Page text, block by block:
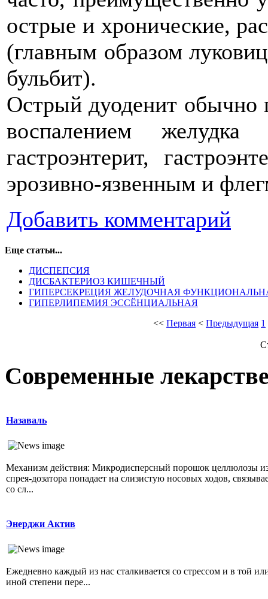
острые и хронические,
(главным образом
бульбит).
Острый дуоденит обычно
воспалением
гастроэнтерит,
эрозивно-язвенным и
Добавить комментарий
Еще статьи...
ДИСПЕПСИЯ
ДИСБАКТЕРИОЗ КИШЕЧНЫЙ
ГИПЕРСЕКРЕЦИЯ ЖЕЛУДОЧНАЯ
ГИПЕРЛИПЕМИЯ ЭССЁНЦИАЛЬНАЯ
<< Первая < Предыдущая 1
Современные
Назаваль
Механизм действия: Микродисперсный порошок целлюлозы
спрея-дозатора попадает на слизистую носовых ходов,
со сл...
Энерджи Актив
Ежедневно каждый из нас сталкивается со стрессом и в той
иной степени пере...